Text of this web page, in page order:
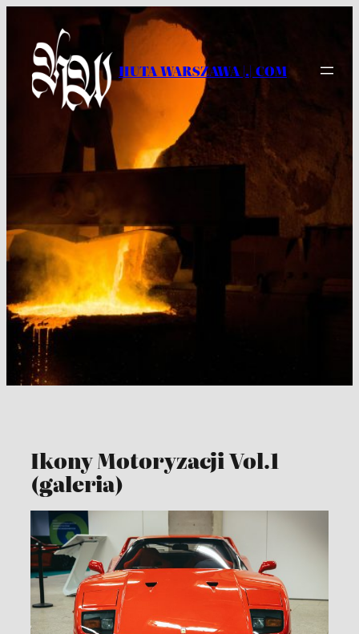
treści
HUTA WARSZAWA |.| COM
Ikony Motoryzacji Vol.1
(galeria)